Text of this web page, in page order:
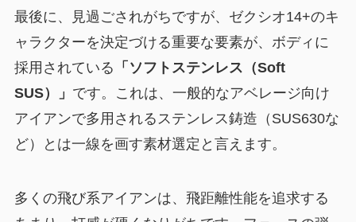
最後に、見過ごされがちですが、ゼクシオ14+のキ
ャラクターを決定づける重要な要素が、ボディに
採用されている 「ソフトステンレス（Soft
SUS）」 です。これは、一般的なアベレージ向け
アイアンで多用されるステンレス鋳造（SUS630な
ど）とは一線を画す素材選定と言えます。
多くの飛び系アイアンは、飛距離性能を追求する